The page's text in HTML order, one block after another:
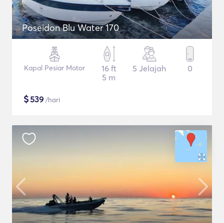
Poseidon Blu Water 170
Kapal Pesiar Motor
16 ft
5 m
5 Jelajah 0
$539 /hari